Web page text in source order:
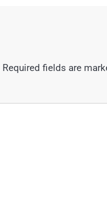
Required fields are